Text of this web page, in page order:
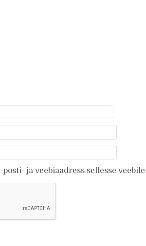
ja veebiaadress sellesse